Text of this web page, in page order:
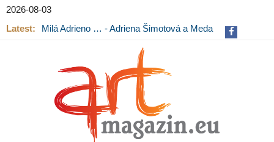
2026-08-03
Latest:
Milá Adrieno … - Adriena Šimotová a Meda